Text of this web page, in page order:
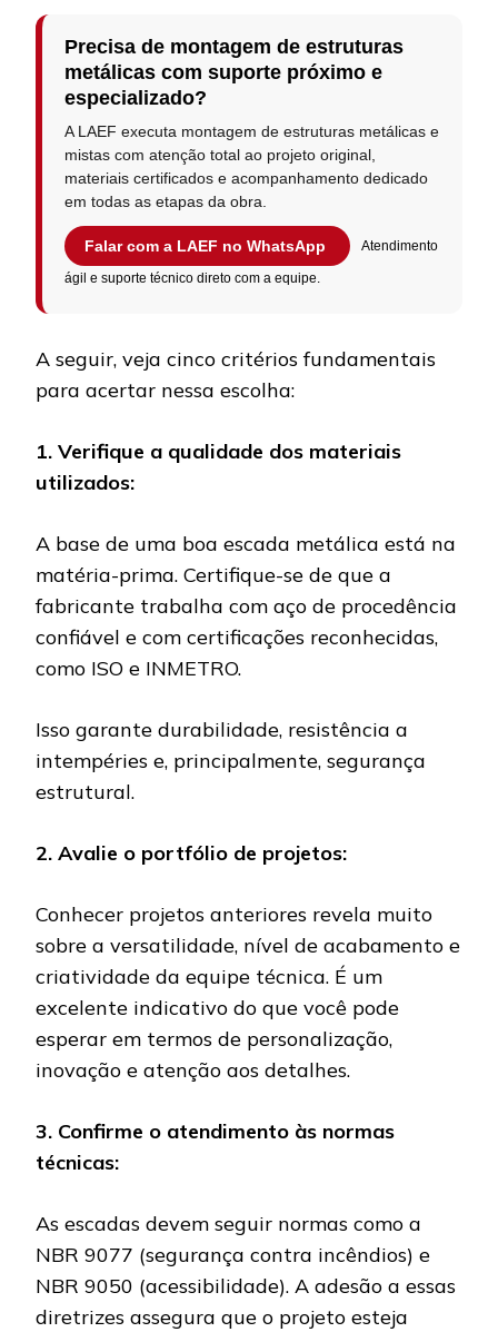
Precisa de montagem de estruturas
metálicas com suporte próximo e
especializado?
A LAEF executa montagem de estruturas metálicas e
mistas com atenção total ao projeto original,
materiais certificados e acompanhamento dedicado
em todas as etapas da obra.
Falar com a LAEF no WhatsApp Atendimento
ágil e suporte técnico direto com a equipe.
A seguir, veja cinco critérios fundamentais
para acertar nessa escolha:
1. Verifique a qualidade dos materiais
utilizados:
A base de uma boa escada metálica está na
matéria-prima. Certifique-se de que a
fabricante trabalha com aço de procedência
confiável e com certificações reconhecidas,
como ISO e INMETRO.
Isso garante durabilidade, resistência a
intempéries e, principalmente, segurança
estrutural.
2. Avalie o portfólio de projetos:
Conhecer projetos anteriores revela muito
sobre a versatilidade, nível de acabamento e
criatividade da equipe técnica. É um
excelente indicativo do que você pode
esperar em termos de personalização,
inovação e atenção aos detalhes.
3. Confirme o atendimento às normas
técnicas:
As escadas devem seguir normas como a
NBR 9077 (segurança contra incêndios) e
NBR 9050 (acessibilidade). A adesão a essas
diretrizes assegura que o projeto esteja